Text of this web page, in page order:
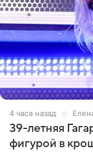
4 часа назад
39-летняя
фигурой в